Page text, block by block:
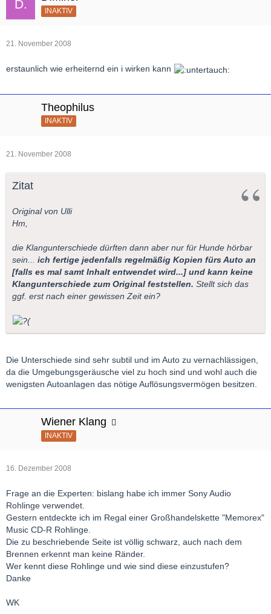
INAKTIV
21. November 2008
erstaunlich wie erheiternd ein i wirken kann
Theophilus
INAKTIV
21. November 2008
Zitat
Original von Ulli
Hm,
die Klangunterschiede dürften dann aber nur für Hunde hörbar
sein... ich fertige jedenfalls regelmäßig Kopien fürs Auto an
[falls es mal samt Inhalt entwendet wird...] und kann keine
Klangunterschiede zum Original feststellen. Stellt sich das
ggf. erst nach einer gewissen Zeit ein?
Die Unterschiede sind sehr subtil und im Auto zu vernachlässigen,
da die Umgebungsgeräusche viel zu hoch sind und wohl auch die
wenigsten Autoanlagen das nötige Auflösungsvermögen besitzen.
Wiener Klang
INAKTIV
16. Dezember 2008
Frage an die Experten: bislang habe ich immer Sony Audio
Rohlinge verwendet.
Gestern entdeckte ich im Regal einer Großhandelskette "Memorex"
Music CD-R Rohlinge.
Die zu beschriebende Seite ist völlig schwarz, auch nach dem
Brennen erkennt man keine Ränder.
Wer kennt diese Rohlinge und wie sind diese einzustufen?
Danke
WK